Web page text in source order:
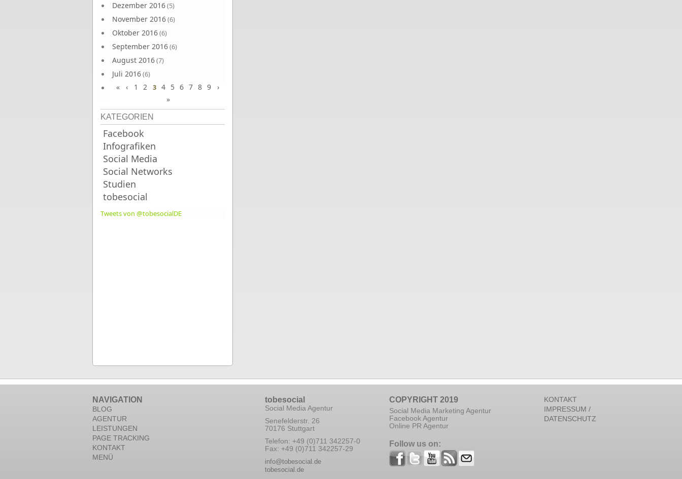
Dezember 2016(5)
November 2016(6)
Oktober 2016(6)
September 2016(6)
August 2016(7)
Juli 2016(6)
Juni 2016(7)
« ‹ 1 2 3 4 5 6 7 8 9
›
»
KATEGORIEN
Facebook
Infografiken
Social Media
Social Networks
Studien
tobesocial
Tweets von @tobesocialDE
NAVIGATION
BLOG
AGENTUR
LEISTUNGEN
PAGE TRACKING
KONTAKT
MENÜ
tobesocial
Social Media Agentur
Senefelderstr. 26
70176 Stuttgart
Telefon: +49 (0)711 342257-0
Fax: +49 (0)711 342257-29
info@tobesocial.de
tobesocial.de
COPYRIGHT 2019
Social Media Marketing Agentur
Facebook Agentur
Online PR Agentur
Follow us on:
KONTAKT
IMPRESSUM /
DATENSCHUTZ